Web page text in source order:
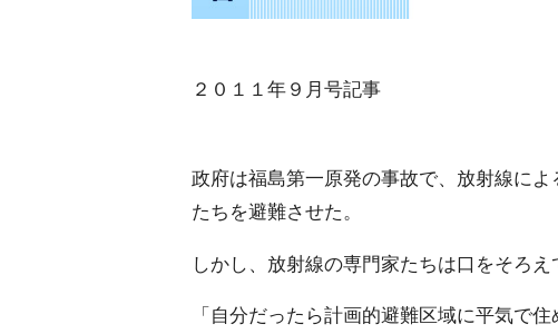
２０１１年９月号記事
政府は福島第一原発の事故で、放射線に
たちを避難させた。
しかし、放射線の専門家たちは口をそろえ
「自分だったら計画的避難区域に平気で住